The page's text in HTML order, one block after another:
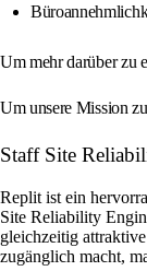
Um mehr darüber zu
Um unsere Mission
Staff Site
Replit ist ein
Site Reliability
gleichzeitig
zugänglich macht,